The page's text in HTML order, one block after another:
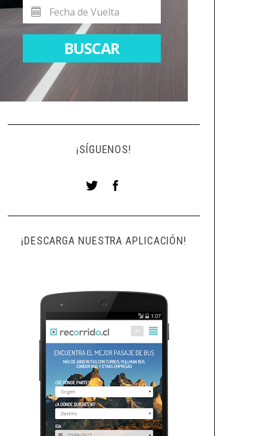
¡SÍGUENOS!
¡DESCARGA NUESTRA APLICACIÓN!